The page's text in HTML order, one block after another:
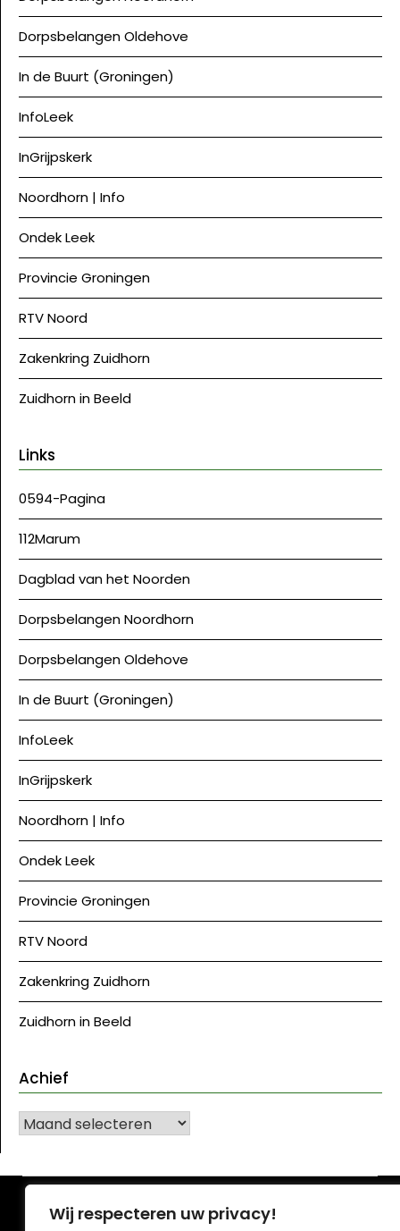
Wij respecteren uw privacy!
Dorpsbelangen Oldehove
In de Buurt (Groningen)
InfoLeek
InGrijpskerk
Noordhorn | Info
Ondek Leek
Provincie Groningen
RTV Noord
Zakenkring Zuidhorn
Zuidhorn in Beeld
Links
0594-Pagina
112Marum
Dagblad van het Noorden
Dorpsbelangen Noordhorn
Dorpsbelangen Oldehove
In de Buurt (Groningen)
InfoLeek
InGrijpskerk
Noordhorn | Info
Ondek Leek
Provincie Groningen
RTV Noord
Zakenkring Zuidhorn
Zuidhorn in Beeld
Achief
Achief
©J Westerkwartier|NU | Ontwerp:
thema